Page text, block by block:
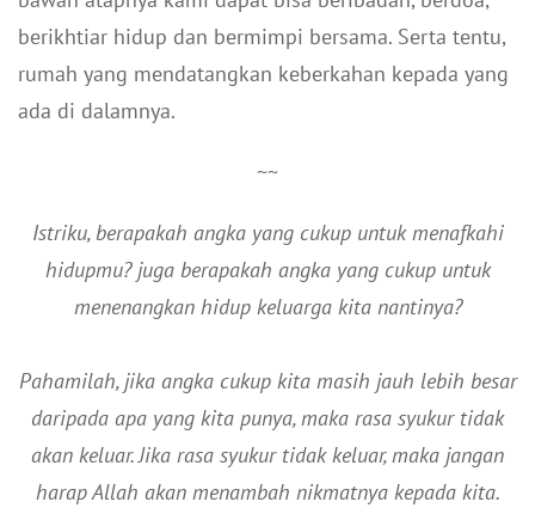
berikhtiar hidup dan bermimpi bersama. Serta tentu,
rumah yang mendatangkan keberkahan kepada yang
ada di dalamnya.
~~
Istriku, berapakah angka yang cukup untuk menafkahi
hidupmu? juga berapakah angka yang cukup untuk
menenangkan hidup keluarga kita nantinya?
Pahamilah, jika angka cukup kita masih jauh lebih besar
daripada apa yang kita punya, maka rasa syukur tidak
akan keluar. Jika rasa syukur tidak keluar, maka jangan
harap Allah akan menambah nikmatnya kepada kita.